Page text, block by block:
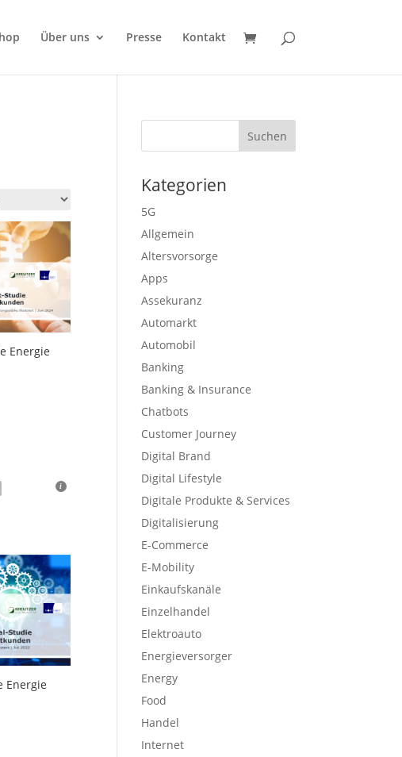
Über uns Presse Kontakt
Energie
Energie
Kategorien
5G
Allgemein
Altersvorsorge
Apps
Assekuranz
Automarkt
Automobil
Banking
Banking & Insurance
Chatbots
Customer Journey
Digital Brand
Digital Lifestyle
Digitale Produkte & Services
Digitalisierung
E-Commerce
E-Mobility
Einkaufskanäle
Einzelhandel
Elektroauto
Energieversorger
Energy
Food
Handel
Internet